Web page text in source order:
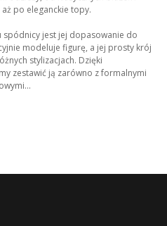
po eleganckie topy.
spódnicy jest jej dopasowanie do
modeluje figurę, a jej prosty krój
stylizacjach. Dzięki
zestawić ją zarówno z formalnymi